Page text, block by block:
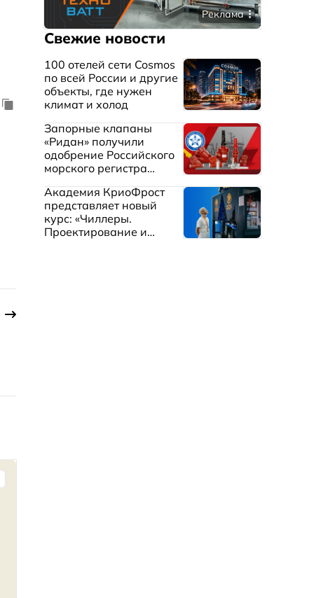
Реклама
Свежие новости
100 отелей сети Cosmos
по всей России и другие
объекты, где нужен
климат и холод
Запорные клапаны
«Ридан» получили
одобрение Российского
морского регистра
Академия КриоФрост
представляет новый
курс: «Чиллеры.
Проектирование и